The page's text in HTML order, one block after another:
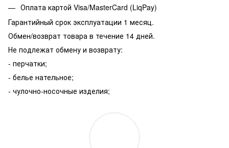
Оплата картой Visa/MasterCard (LiqPay)
Гарантийный срок эксплуатации 1 месяц.
Обмен/возврат товара в течение 14 дней.
Не подлежат обмену и возврату:
- перчатки;
- белье нательное;
- чулочно-носочные изделия;